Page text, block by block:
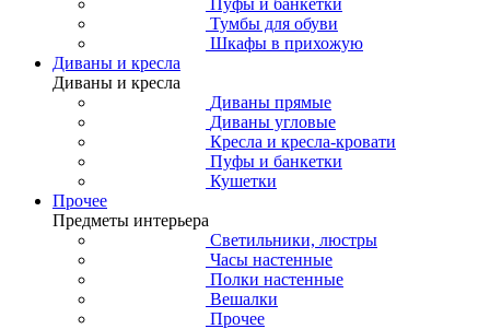
Тумбы для обуви
Шкафы в прихожую
Диваны и кресла
Диваны и кресла
Диваны прямые
Диваны угловые
Кресла и кресла-кровати
Пуфы и банкетки
Кушетки
Прочее
Предметы интерьера
Светильники, люстры
Часы настенные
Полки настенные
Вешалки
Прочее